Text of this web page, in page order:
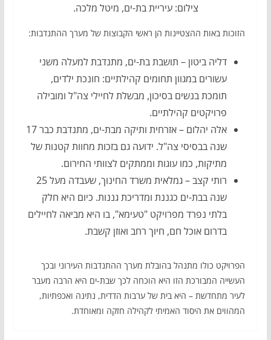
צילום: עיריית בת-ים, מיטל מלכה.
הזוכות באות ההצטיינות הן ראשי הקבוצות של מערך ההתנדבות:
דליה ביטון – תושבת בת-ים, מתנדבת למעלה משני
עשורים במגוון תחומים קהילתיים: חונכת ילדים,
תומכת בנשים בסיכון, מבשלת לחיילי צה"ל ומובילה
פרויקטים קהילתיים.
אלה יהלום – אזרחית ותיקה מבת-ים, מתנדבת כבר 17
שנה בבסיסי צה"ל. ידועה גם בזכות מחוות קטנות של
מתיקות, כמו עוגות וממתקים לצוותי החירום.
רותי קצב – גמלאית משרד החינוך, שעבדה מעל 25
שנה בבת-ים כגננת ומדריכת גננות. כיום היא חלק
בלתי נפרד מפרויקט "טעימא", בו היא מביאה לחיילים
בדרום אוכל חם, חיוך רחב ואוזן קשבת.
הפרויקט כולו מתנהל בהובלת מערך ההתנדבות העירוני ובכך
העשייה המבורכת הזו היא הוכחה לכך שבת-ים היא הרבה מעבר
לעיר מתחדשת – היא בית של ערבות הדדית, נתינה ואכפתיות,
המהווים את היסוד האמיתי לקהילה חזקה ומאוחדת.